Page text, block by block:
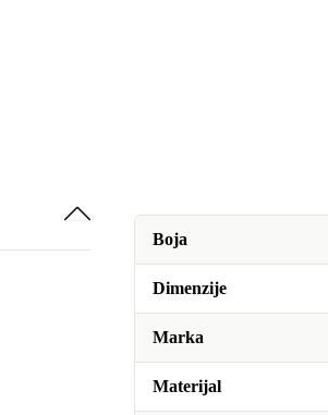
Boja
Dimenzije
Marka
Materijal